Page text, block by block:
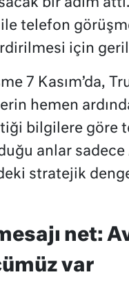
bir adım
telefon
için
7 Kasım’da,
hemen
bilgilere göre
anlar
stratejik
net:
var